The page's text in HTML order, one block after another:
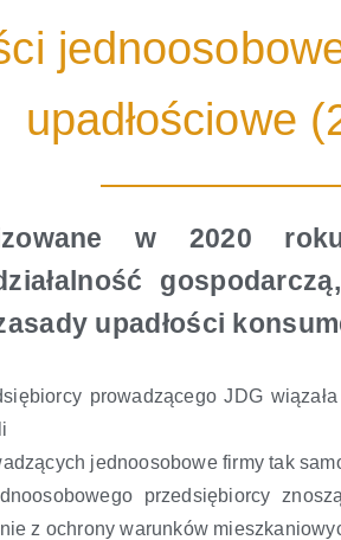
upadłościowe
w 2020
upadłości
prowadzącego JDG
jednoosobowe firmy tak
przedsiębiorcy
z ochrony warunków